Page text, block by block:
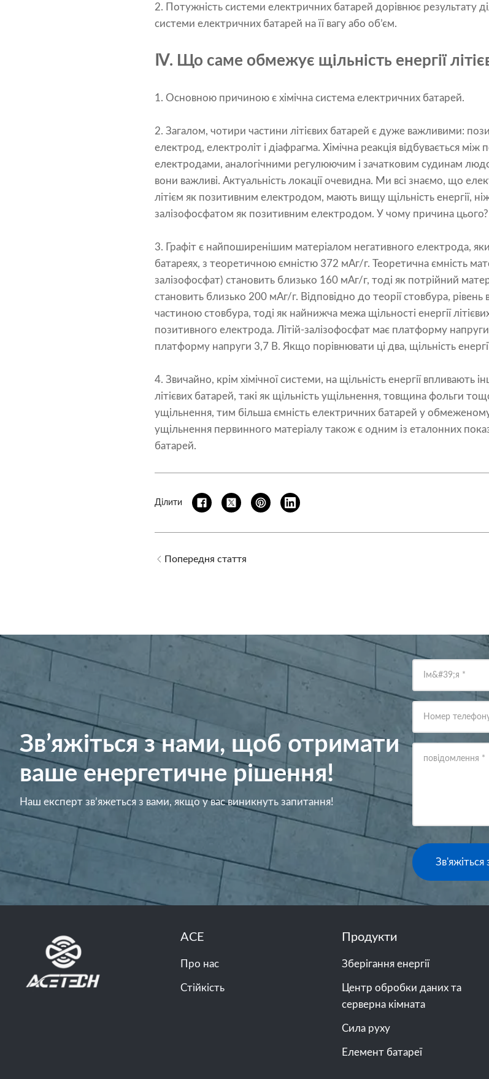
2. Потужність системи електричних батарей дорівнює результату
системи електричних батарей на її вагу або об’єм.
Ⅳ. Що саме обмежує щільність енергії
1. Основною причиною є хімічна система електричних батарей.
2. Загалом, чотири частини літієвих батарей є дуже важливими:
електрод, електроліт і діафрагма. Хімічна реакція відбувається
електродами, аналогічними регулюючим і зачатковим судинам
вони важливі. Актуальність локації очевидна. Ми всі знаємо, що
літієм як позитивним електродом, мають вищу щільність енергії, ніж
залізофосфатом як позитивним електродом. У чому причина цього?
3. Графіт є найпоширенішим матеріалом негативного електрода,
батареях, з теоретичною ємністю 372 мАг/г. Теоретична ємність
залізофосфат) становить близько 160 мАг/г, тоді як потрійний
становить близько 200 мАг/г. Відповідно до теорії стовбура,
частиною стовбура, тоді як найнижча межа щільності енергії
позитивного електрода. Літій-залізофосфат має платформу
платформу напруги 3,7 В. Якщо порівнювати ці два, щільність енергії
4. Звичайно, крім хімічної системи, на щільність енергії впливають
літієвих батарей, такі як щільність ущільнення, товщина фольги
ущільнення, тим більша ємність електричних батарей у
ущільнення первинного матеріалу також є одним із еталонних
батарей.
Ділити
Попередня стаття
Зв’яжіться з нами, щоб отримати
ваше енергетичне рішення!
Наш експерт зв’яжеться з вами, якщо у вас виникнуть запитання!
Ім&#39;я *
Номер
повідомлення *
Зв'яжіться
ACE
Про нас
Стійкість
Продукти
Зберігання енергії
Центр обробки даних та
серверна кімната
Сила руху
Елемент батареї